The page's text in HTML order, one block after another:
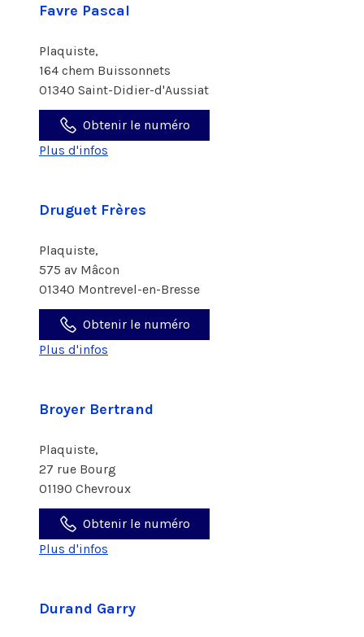
Favre Pascal
Plaquiste,
164 chem Buissonnets
01340 Saint-Didier-d'Aussiat
Obtenir le numéro
Plus d'infos
Druguet Frères
Plaquiste,
575 av Mâcon
01340 Montrevel-en-Bresse
Obtenir le numéro
Plus d'infos
Broyer Bertrand
Plaquiste,
27 rue Bourg
01190 Chevroux
Obtenir le numéro
Plus d'infos
Durand Garry